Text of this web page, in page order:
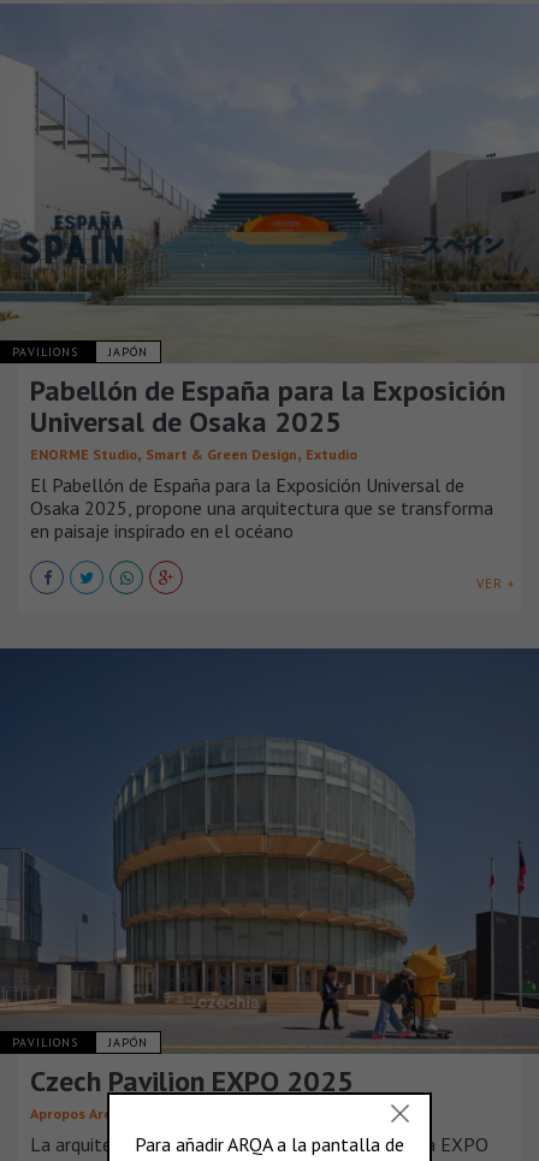
PAVILIONS JAPÓN
Pabellón de España para la Exposición
Universal de Osaka 2025
ENORME Studio, Smart & Green Design, Extudio
El Pabellón de España para la Exposición Universal de
Osaka 2025, propone una arquitectura que se transforma
en paisaje inspirado en el océano
VER +
PAVILIONS JAPÓN
Czech Pavilion EXPO 2025
Apropos Architects
La arquitectura del Pabellón Nacional Checo en la EXPO